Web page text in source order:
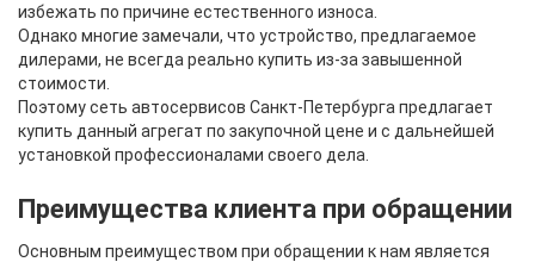
избежать по причине естественного износа.
Однако многие замечали, что устройство, предлагаемое
дилерами, не всегда реально купить из-за завышенной
стоимости.
Поэтому сеть автосервисов Санкт-Петербурга предлагает
купить данный агрегат по закупочной цене и с дальнейшей
установкой профессионалами своего дела.
Преимущества клиента при обращении
Основным преимуществом при обращении к нам является